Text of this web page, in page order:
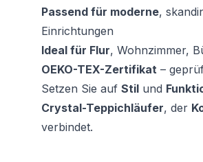
Passend für moderne,
Einrichtungen
Ideal für Flur, Wohnzimmer,
OEKO-TEX-Zertifikat –
Setzen Sie auf Stil und
Crystal-Teppichläufer, der
verbindet.